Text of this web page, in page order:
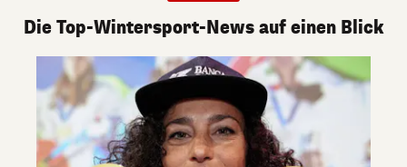
Die Top-Wintersport-News auf einen Blick